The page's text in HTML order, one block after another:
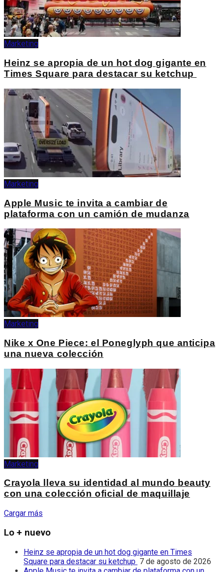
Marketing
Heinz se apropia de un hot dog gigante en
Times Square para destacar su ketchup
Marketing
Apple Music te invita a cambiar de
plataforma con un camión de mudanza
Marketing
Nike x One Piece: el Poneglyph que anticipa
una nueva colección
Marketing
Crayola lleva su identidad al mundo beauty
con una colección oficial de maquillaje
Cargar más
Lo + nuevo
Heinz se apropia de un hot dog gigante en Times
Square para destacar su ketchup 7 de agosto de 2026